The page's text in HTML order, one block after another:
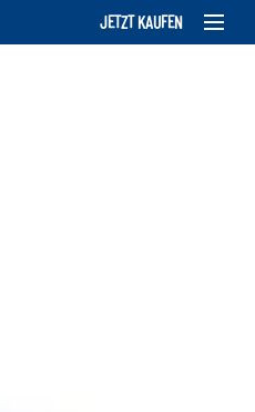
JETZT KAUFEN